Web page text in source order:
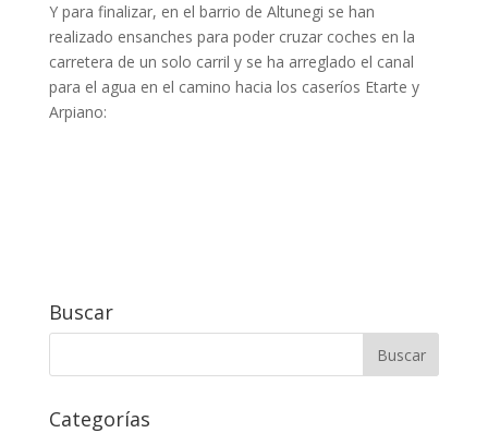
Y para finalizar, en el barrio de Altunegi se han
realizado ensanches para poder cruzar coches en la
carretera de un solo carril y se ha arreglado el canal
para el agua en el camino hacia los caseríos Etarte y
Arpiano:
Buscar
Categorías